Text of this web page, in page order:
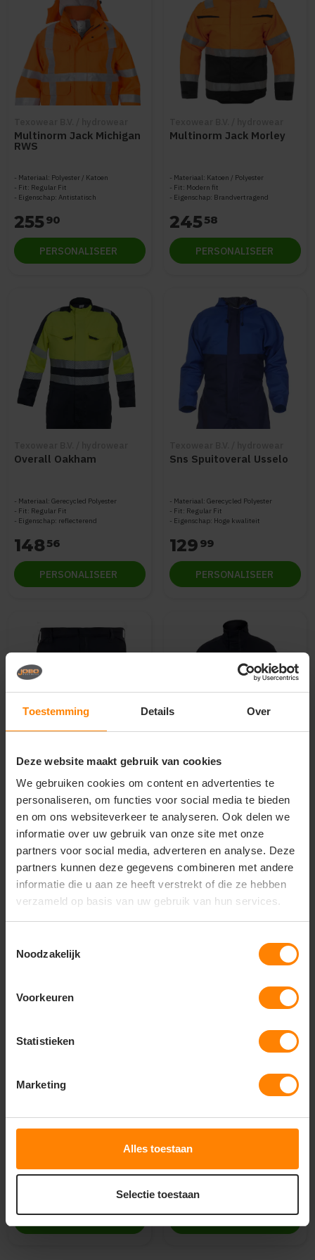
Toestemming Details Over
Deze website maakt gebruik van cookies
We gebruiken cookies om content en advertenties te
personaliseren, om functies voor social media te bieden
en om ons websiteverkeer te analyseren. Ook delen we
informatie over uw gebruik van onze site met onze
partners voor social media, adverteren en analyse. Deze
partners kunnen deze gegevens combineren met andere
informatie die u aan ze heeft verstrekt of die ze hebben
verzameld op basis van uw gebruik van hun services.
Noodzakelijk
Voorkeuren
Statistieken
Marketing
Alles toestaan
Selectie toestaan
Multinorm Jack Michigan
RWS
Materiaal: Polyester / Katoen
Fit: Regular Fit
Eigenschap: Antistatisch
25590
PERSONALISEER
Multinorm Jack Morley
Materiaal: Katoen / Polyester
Fit: Modern fit
Eigenschap: Brandvertragend
24558
PERSONALISEER
Overall Oakham
Materiaal: Gerecycled Polyester
Fit: Regular Fit
Eigenschap: reflecterend
14856
PERSONALISEER
Sns Spuitoveral Usselo
Materiaal: Gerecycled Polyester
Fit: Regular Fit
Eigenschap: Hoge kwaliteit
129 99
PERSONALISEER
Texowear B.V. / hydrowear
Lasbroek 450Gr Mosbach
Fit: Regular Fit
8251
PERSONALISEER
Texowear B.V. / hydrowear
Lasjack 450Gr Mannheim
Materiaal: Katoen / Polyester
Fit: Regular Fit
9180
PERSONALISEER
Texowear B.V. / hydrowear
Materiaal: Katoen / Polyester / Elasthaan
Texowear B.V. / hydrowear
Materiaal: Gerecycled Polyester
11967